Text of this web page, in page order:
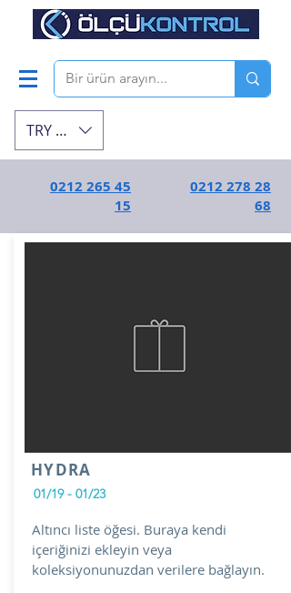
TRY (₺)
0212 265 45
15
0212 278 28
68
HYDRA
01/19 - 01/23
Altıncı liste öğesi. Buraya kendi
içeriğinizi ekleyin veya
koleksiyonunuzdan verilere bağlayın.